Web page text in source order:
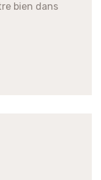
bien dans